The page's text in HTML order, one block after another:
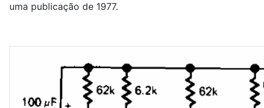
uma publicação de 1977.